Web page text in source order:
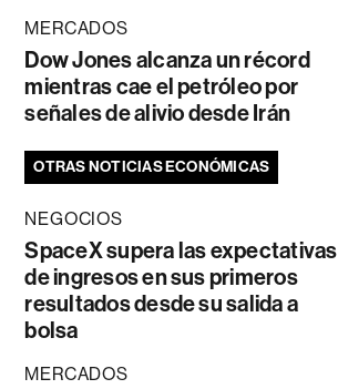
MERCADOS
Dow Jones alcanza un récord
mientras cae el petróleo por
señales de alivio desde Irán
OTRAS NOTICIAS ECONÓMICAS
NEGOCIOS
SpaceX supera las expectativas
de ingresos en sus primeros
resultados desde su salida a
bolsa
MERCADOS